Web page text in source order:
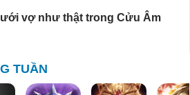
vợ như thật trong Cửu Âm
TUẦN